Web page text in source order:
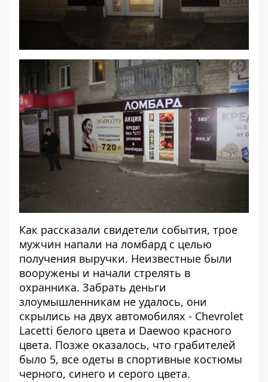
Как рассказали свидетели события, трое
мужчин напали на ломбард с целью
получения выручки. Неизвестные были
вооружены и начали стрелять в
охранника. Забрать деньги
злоумышленникам не удалось, они
скрылись на двух автомобилях - Chevrolet
Lacetti белого цвета и Daewoo красного
цвета. Позже оказалось, что грабителей
было 5, все одеты в спортивные костюмы
черного, синего и серого цвета.